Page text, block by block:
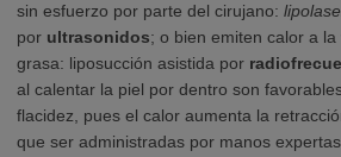
sin esfuerzo por parte del cirujano:
por ultrasonidos; o bien emiten calor a
grasa: liposucción asistida por
al calentar la piel por dentro son
flacidez, pues el calor aumenta la
que ser administradas por manos